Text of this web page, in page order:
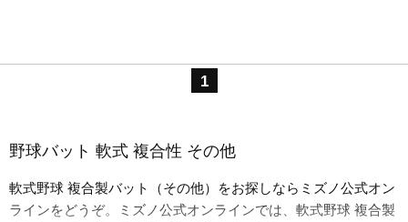
1
野球バット 軟式 複合性 その他
軟式野球 複合製バット（その他）をお探しならミズノ公式オン
ラインをどうぞ。ミズノ公式オンラインでは、軟式野球 複合製